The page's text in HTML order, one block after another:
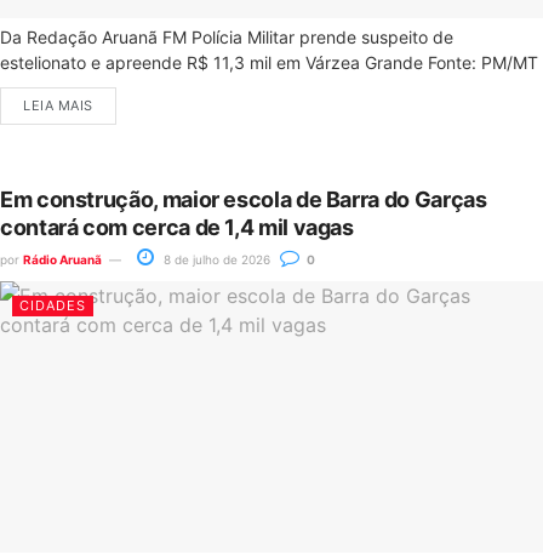
Da Redação Aruanã FM Polícia Militar prende suspeito de
estelionato e apreende R$ 11,3 mil em Várzea Grande Fonte: PM/MT
LEIA MAIS
Em construção, maior escola de Barra do Garças
contará com cerca de 1,4 mil vagas
por Rádio Aruanã 8 de julho de 2026 0
CIDADES